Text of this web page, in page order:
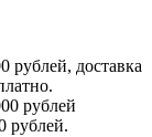
рублей, доставка
рублей
рублей.